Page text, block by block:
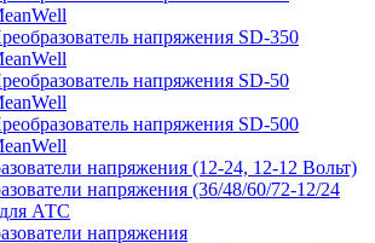
напряжения SD-350
напряжения SD-50
напряжения SD-500
напряжения (12-24, 12-12 Вольт)
напряжения (36/48/60/72-12/24
АТС
напряжения